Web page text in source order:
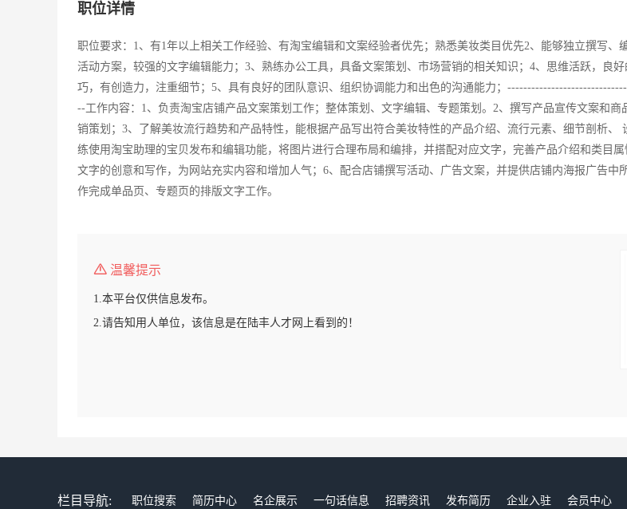
职位详情
职位要求：1、有1年以上相关工作经验、有淘宝编辑和文案经验者优先；熟悉美妆类目优先2、能够独立撰写、
活动方案，较强的文字编辑能力；3、熟练办公工具，具备文案策划、市场营销的相关知识；4、思维活跃，良
巧，有创造力，注重细节；5、具有良好的团队意识、组织协调能力和出色的沟通能力；
--工作内容：1、负责淘宝店铺产品文案策划工作；整体策划、文字编辑、专题策划。2、撰写产品宣传文案和商
销策划；3、了解美妆流行趋势和产品特性，能根据产品写出符合美妆特性的产品介绍、流行元素、细节剖析、
练使用淘宝助理的宝贝发布和编辑功能，将图片进行合理布局和编排，并搭配对应文字，完善产品介绍和类目属
文字的创意和写作，为网站充实内容和增加人气；6、配合店铺撰写活动、广告文案，并提供店铺内海报广告中
作完成单品页、专题页的排版文字工作。
温馨提示
1.本平台仅供信息发布。
2.请告知用人单位，该信息是在陆丰人才网上看到的！
栏目导航: 职位搜索 简历中心 名企展示 一句话信息 招聘资讯 发布简历 企业入驻 会员中心